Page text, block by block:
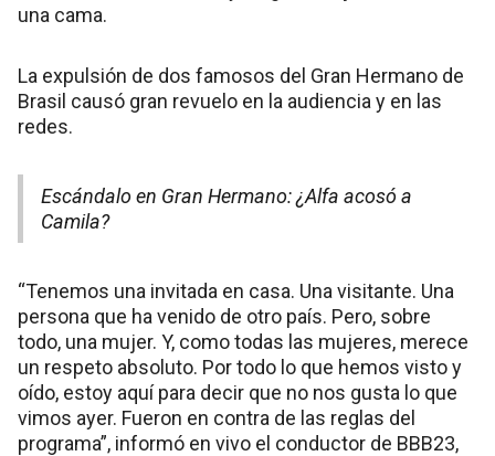
una cama.
La expulsión de dos famosos del Gran Hermano de
Brasil causó gran revuelo en la audiencia y en las
redes.
Escándalo en Gran Hermano: ¿Alfa acosó a
Camila?
“Tenemos una invitada en casa. Una visitante. Una
persona que ha venido de otro país. Pero, sobre
todo, una mujer. Y, como todas las mujeres, merece
un respeto absoluto. Por todo lo que hemos visto y
oído, estoy aquí para decir que no nos gusta lo que
vimos ayer. Fueron en contra de las reglas del
programa”, informó en vivo el conductor de BBB23,